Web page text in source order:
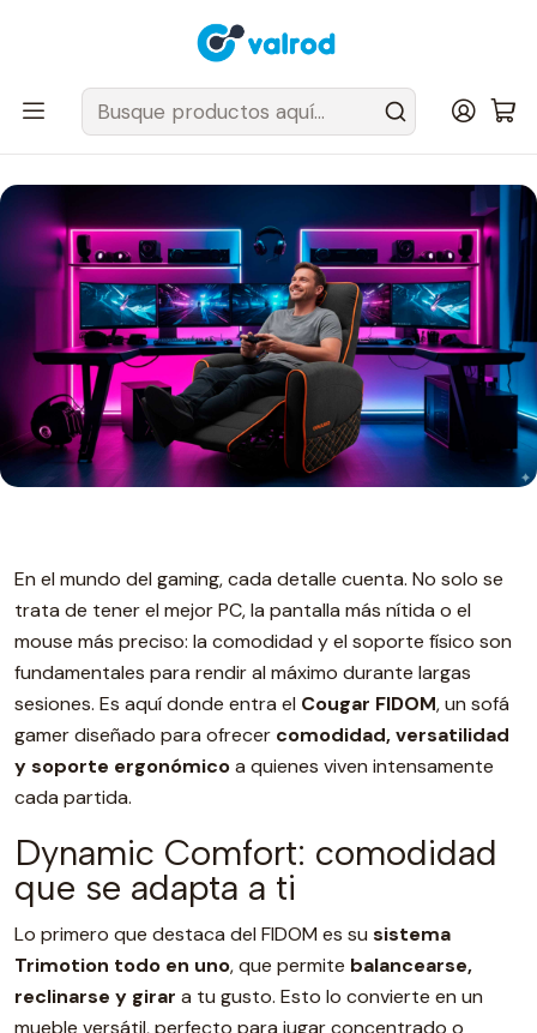
Despacho Gratis en tus sillas Cougar en el Gran Santiago
Inicio
Post
Cougar FIDOM: el sofá gamer que transforma tu experiencia de
juego
En el mundo del gaming, cada detalle cuenta. No solo se
trata de tener el mejor PC, la pantalla más nítida o el
mouse más preciso: la comodidad y el soporte físico son
fundamentales para rendir al máximo durante largas
sesiones. Es aquí donde entra el Cougar FIDOM, un sofá
gamer diseñado para ofrecer comodidad, versatilidad
y soporte ergonómicoa quienes viven intensamente
cada partida.
Dynamic Comfort: comodidad
que se adapta a ti
Lo primero que destaca del FIDOM es su sistema
Trimotion todo en uno, que permite balancearse,
reclinarse y girar a tu gusto. Esto lo convierte en un
mueble versátil, perfecto para jugar concentrado o